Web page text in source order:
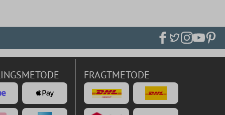
FRAGTMETODE